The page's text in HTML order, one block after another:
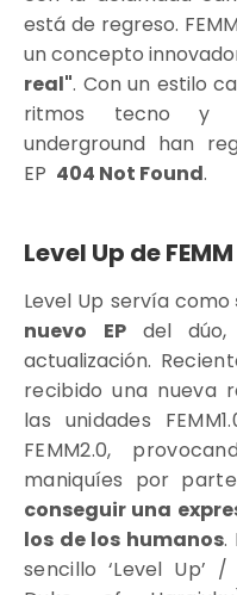
está de regreso.
un concepto
real". Con un estilo
ritmos tecno y
underground han
EP 404 Not Found.
Level Up de FEMM
Level Up servía como
nuevo EP del
actualización.
recibido una nueva
las unidades
FEMM2.0,
maniquíes por
conseguir una
los de los humanos.
sencillo ‘Level Up’ /